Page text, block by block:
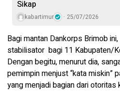
Sikap
kabartimur 25/07/2026
Bagi mantan Dankorps Brimob
stabilisator bagi 11 Kabupaten/
Dengan begitu, menurut dia,
pemimpin menjust “kata miskin”
yang menjadi bagian dari otoritas